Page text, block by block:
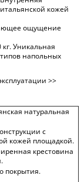
кожей
ощущение
Уникальная
напольных
>>
натуральная
с
кожей площадкой.
крестовина
покрытия.